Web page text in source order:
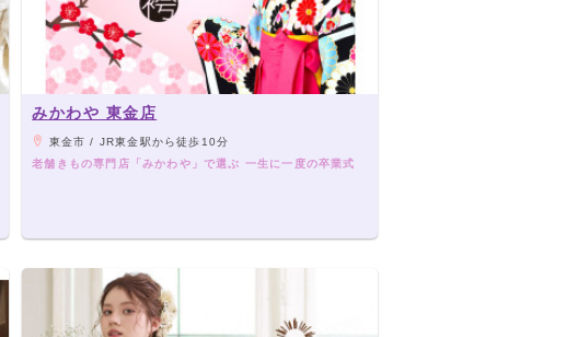
みかわや 東金店
東金市 / JR東金駅から徒歩10分
老舗きもの専門店「みかわや」で選ぶ 一生に一度の卒業式